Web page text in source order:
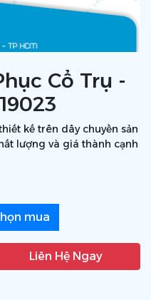
Cổ Trụ -
kế trên dây chuyền sản
lượng và giá thành cạnh
mua
Liên Hệ Ngay